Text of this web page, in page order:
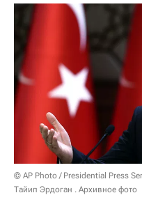
© AP Photo / Presidential Press
Тайип Эрдоган . Архивное фото